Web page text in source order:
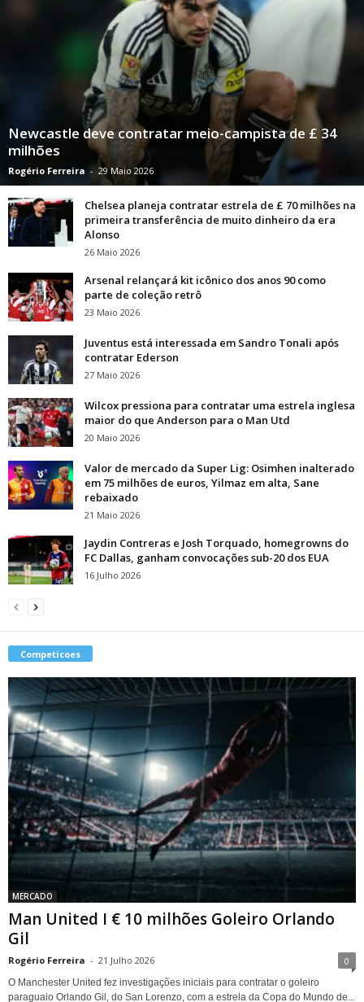
Newcastle deve contratar meio-campista de £ 34
milhões
Rogério Ferreira - 29 Maio 2026
Chelsea planeja contratar estrela de £ 70 milhões na
primeira transferência de muito dinheiro da era
Alonso
26 Maio 2026
Arsenal relançará kit icônico dos anos 90 como
parte de coleção retrô
23 Maio 2026
Juventus está interessada em Sandro Tonali após
contratar Ederson
27 Maio 2026
Wilcox pressiona para contratar uma estrela inglesa
maior do que Anderson para o Man Utd
20 Maio 2026
Valor de mercado da Super Lig: Osimhen inalterado
em 75 milhões de euros, Yilmaz em alta, Sane
rebaixado
21 Maio 2026
Jaydin Contreras e Josh Torquado, homegrowns do
FC Dallas, ganham convocações sub-20 dos EUA
16 Julho 2026
Competicoes
MERCADO
Man United I € 10 milhões Goleiro Orlando
Gil
Rogério Ferreira - 21 Julho 2026 0
O Manchester United fez investigações iniciais para contratar o goleiro
paraguaio Orlando Gil, do San Lorenzo, com a estrela da Copa do Mundo de...